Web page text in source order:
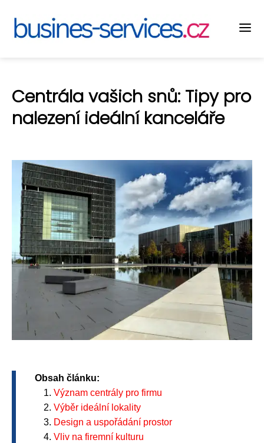
Centrála vašich snů: Tipy pro
nalezení ideální kanceláře
Obsah článku:
Význam centrály pro firmu
Výběr ideální lokality
Design a uspořádání prostor
Vliv na firemní kulturu